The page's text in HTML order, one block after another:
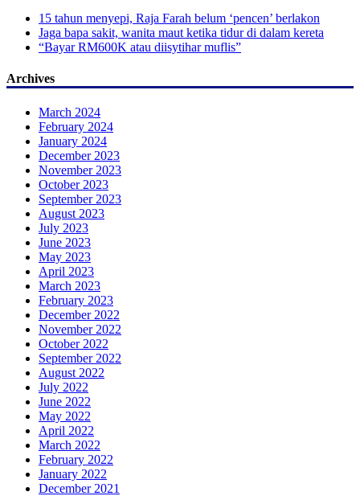
15 tahun menyepi, Raja Farah belum ‘pencen’ berlakon
Jaga bapa sakit, wanita maut ketika tidur di dalam kereta
“Bayar RM600K atau diisytihar muflis”
Archives
March 2024
February 2024
January 2024
December 2023
November 2023
October 2023
September 2023
August 2023
July 2023
June 2023
May 2023
April 2023
March 2023
February 2023
December 2022
November 2022
October 2022
September 2022
August 2022
July 2022
June 2022
May 2022
April 2022
March 2022
February 2022
January 2022
December 2021